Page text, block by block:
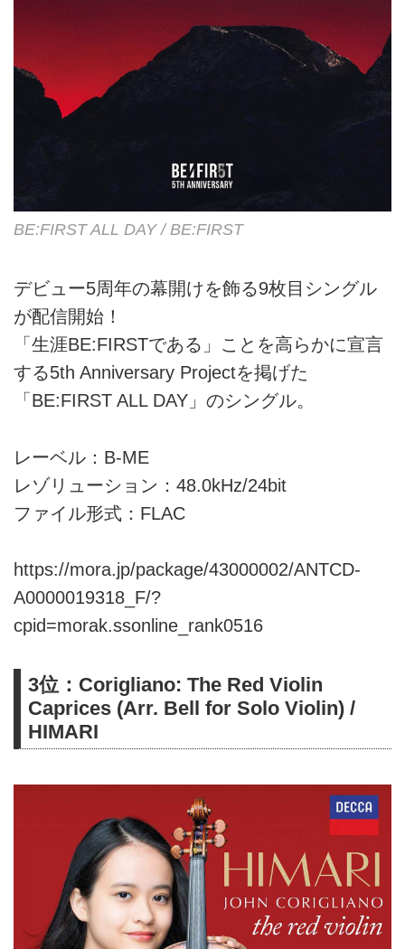
BE:FIRST ALL DAY / BE:FIRST
デビュー5周年の幕開けを飾る9枚目シングル
が配信開始！
「生涯BE:FIRSTである」ことを高らかに宣言
する5th Anniversary Projectを掲げた
「BE:FIRST ALL DAY」のシングル。
レーベル：B-ME
レゾリューション：48.0kHz/24bit
ファイル形式：FLAC
https://mora.jp/package/43000002/ANTCD-
A0000019318_F/?
cpid=morak.ssonline_rank0516
3位：Corigliano: The Red Violin
Caprices (Arr. Bell for Solo Violin) /
HIMARI